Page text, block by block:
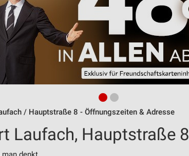
/ Hauptstraße 8 - Öffnungszeiten & Adresse
Laufach, Hauptstraße 8